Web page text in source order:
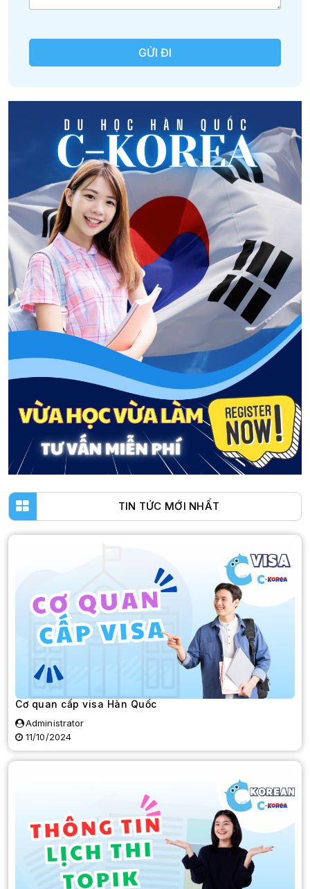
TIN TỨC MỚI NHẤT
Cơ quan cấp visa Hàn Quốc
Administrator
11/10/2024